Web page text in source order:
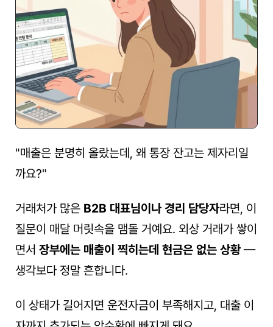
"매출은 분명히 올랐는데, 왜 통장 잔고는 제자리일
까요?"
거래처가 많은 B2B 대표님이나 경리 담당자라면, 이
질문이 매달 머릿속을 맴돌 거예요. 외상 거래가 쌓이
면서 장부에는 매출이 찍히는데 현금은 없는 상황 —
생각보다 정말 흔합니다.
이 상태가 길어지면 운전자금이 부족해지고, 대출 이